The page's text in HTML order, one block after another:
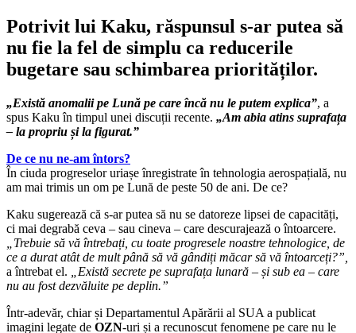
Potrivit lui Kaku, răspunsul s-ar putea să
nu fie la fel de simplu ca reducerile
bugetare sau schimbarea priorităților.
„Există anomalii pe Lună pe care încă nu le putem explica”, a
spus Kaku în timpul unei discuții recente. „Am abia atins suprafața
– la propriu și la figurat.”
De ce nu ne-am întors?
În ciuda progreselor uriașe înregistrate în tehnologia aerospațială, nu
am mai trimis un om pe Lună de peste 50 de ani. De ce?
Kaku sugerează că s-ar putea să nu se datoreze lipsei de capacități,
ci mai degrabă ceva – sau cineva – care descurajează o întoarcere.
„Trebuie să vă întrebați, cu toate progresele noastre tehnologice, de
ce a durat atât de mult până să vă gândiți măcar să vă întoarceți?”,
a întrebat el.
„Există secrete pe suprafața lunară – și sub ea – care
nu au fost dezvăluite pe deplin.”
Într-adevăr, chiar și Departamentul Apărării al SUA a publicat
imagini legate de OZN-uri și a recunoscut fenomene pe care nu le